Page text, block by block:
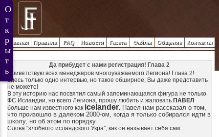
Главная Правила FAQ Новости Газета Файлы Общение Контакты
Да прибудет с нами регистрация! Глава 2
Приветствую всех менеджеров многоуважаемого Легиона! Глава 2!
Здесь только одно интервью, но такое обширное, Вы даже представить
не можете!
В эту историю нас посвятил самый запоминающаяся фигура не только
ФС Исландии, но всего Легиона, прошу любить и жаловатьПАВЕЛ
больше нам известного как icelander. Павел нам рассказал о том,
что произошло в далеком 2000-ом, когда я только собирался идти в
школу, но об этом по порядку.
Слова "злобного исландского Укра", как он называет себя сам: